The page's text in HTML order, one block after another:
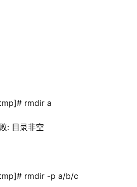
rmdir a
: 目录非空
rmdir -p a/b/c